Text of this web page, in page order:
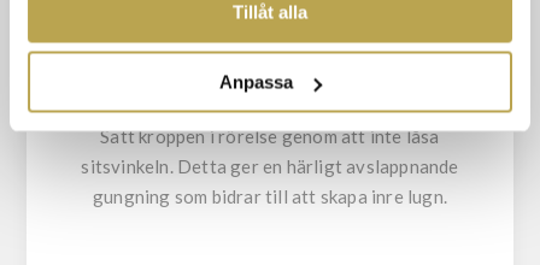
Tillåt alla
Anpassa
2. Gungfunktion
Satt kroppen i rörelse genom att inte låsa
sitsvinkeln. Detta ger en härligt avslappnande
gungning som bidrar till att skapa inre lugn.